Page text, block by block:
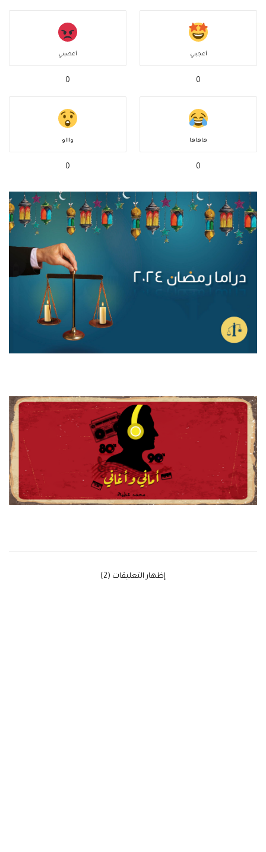
أعجبني
0
أغضبني
0
هاهاها
0
واااو
0
‫إظهار التعليقات (2)